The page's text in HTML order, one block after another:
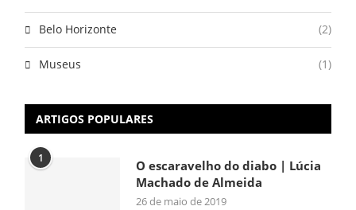
Belo Horizonte (2)
Museus (1)
ARTIGOS POPULARES
1
O escaravelho do diabo | Lúcia
Machado de Almeida
26 de maio de 2019